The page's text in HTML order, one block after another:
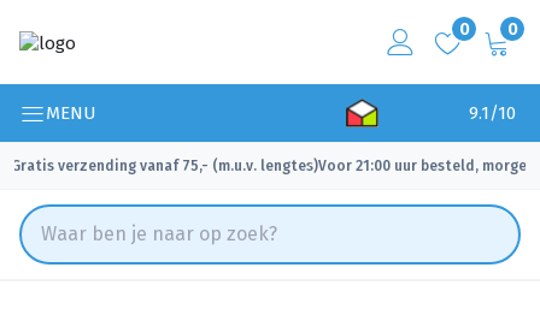
0 0
MENU 9.1/10
Gratis verzending vanaf 75,- (m.u.v. lengtes)
✓ Voor 21:00 uur besteld, morgen